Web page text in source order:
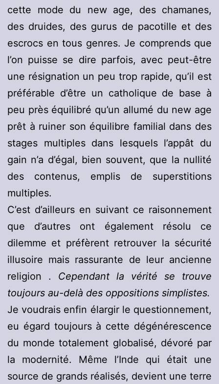
cette mode du new age, des chamanes,
des druides, des gurus de pacotille et des
escrocs en tous genres. Je comprends que
l’on puisse se dire parfois, avec peut-être
une résignation un peu trop rapide, qu’il est
préférable d’être un catholique de base à
peu près équilibré qu’un allumé du new age
prêt à ruiner son équilibre familial dans des
stages multiples dans lesquels l’appât du
gain n’a d’égal, bien souvent, que la nullité
des contenus, emplis de superstitions
multiples.
C’est d’ailleurs en suivant ce raisonnement
que d’autres ont également résolu ce
dilemme et préfèrent retrouver la sécurité
illusoire mais rassurante de leur ancienne
religion . Cependant la vérité se trouve
toujours au-delà des oppositions simplistes.
Je voudrais enfin élargir le questionnement,
eu égard toujours à cette dégénérescence
du monde totalement globalisé, dévoré par
la modernité. Même l’Inde qui était une
source de grands réalisés, devient une terre